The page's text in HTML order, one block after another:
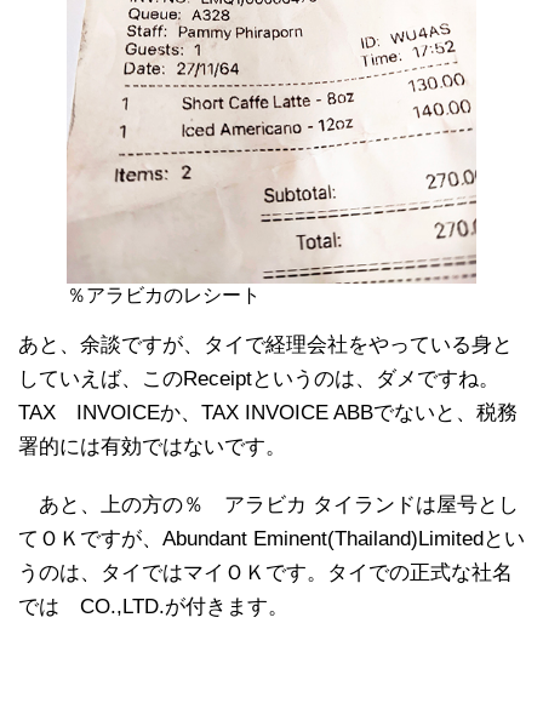
％アラビカのレシート
あと、余談ですが、タイで経理会社をやっている身と
していえば、このReceiptというのは、ダメですね。
TAX INVOICEか、TAX INVOICE ABBでないと、税務
署的には有効ではないです。
あと、上の方の％ アラビカ タイランドは屋号とし
てＯＫですが、Abundant Eminent(Thailand)Limitedとい
うのは、タイではマイＯＫです。タイでの正式な社名
では CO.,LTD.が付きます。